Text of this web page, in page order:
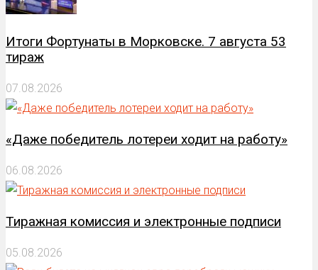
Итоги Фортунаты в Морковске. 7 августа 53
тираж
07.08.2026
«Даже победитель лотереи ходит на работу»
06.08.2026
Тиражная комиссия и электронные подписи
05.08.2026